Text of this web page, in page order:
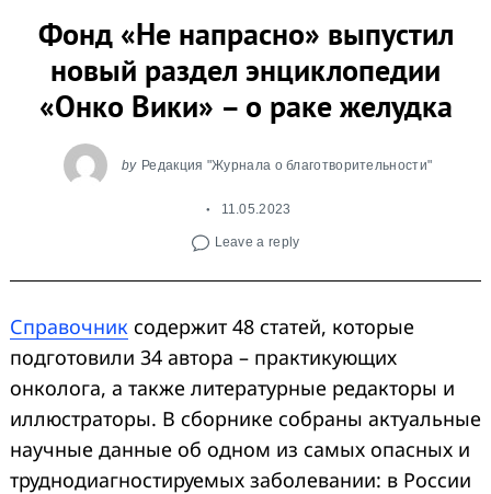
Фонд «Не напрасно» выпустил
новый раздел энциклопедии
«Онко Вики» – о раке желудка
by Редакция "Журнала о благотворительности"
11.05.2023
Leave a reply
Справочник содержит 48 статей, которые
подготовили 34 автора – практикующих
онколога, а также литературные редакторы и
иллюстраторы. В сборнике собраны актуальные
научные данные об одном из самых опасных и
труднодиагностируемых заболевании: в России